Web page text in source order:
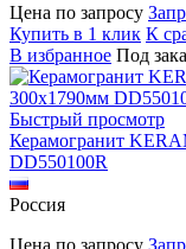
Цена по запросу
Купить в 1 клик К
В избранное Под
Быстрый просмотр
Керамогранит
DD550100R
Россия
Цена по запросу